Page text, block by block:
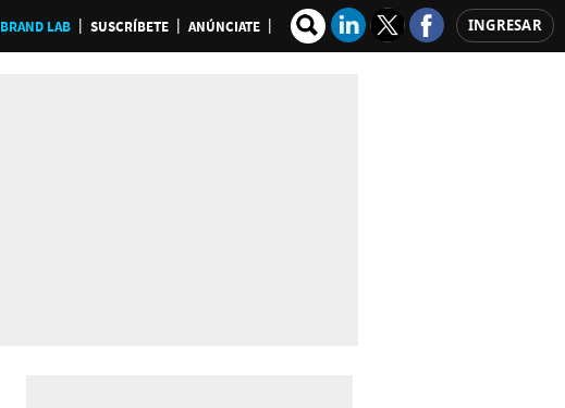
BRAND LAB SUSCRÍBETE ANÚNCIATE INGRESAR